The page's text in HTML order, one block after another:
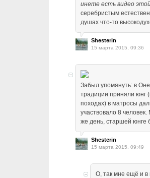
инете есть видео
серебристым
душах что-то
Shesterin
15 марта 2015, 09:36
Забыл упомянуть: в
традиции приняли юнг
походах) в матросы
участвовало 8
же день, старшей юнге
Shesterin
15 марта 2015, 09:49
О, так мне ещё и в